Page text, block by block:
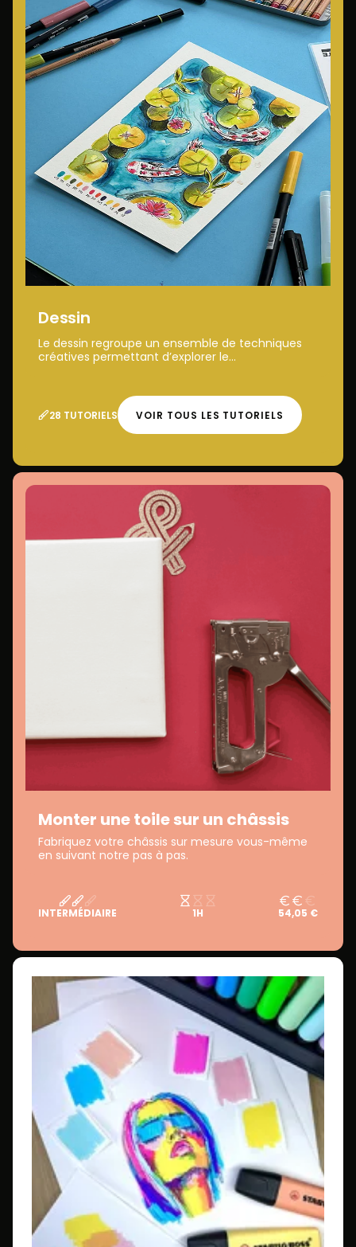
Dessin
Le dessin regroupe un ensemble de techniques
créatives permettant d’explorer le...
28 TUTORIELS VOIR TOUS LES TUTORIELS
Monter une toile sur un châssis
Fabriquez votre châssis sur mesure vous-même
en suivant notre pas à pas.
INTERMÉDIAIRE 1H 54,05 €